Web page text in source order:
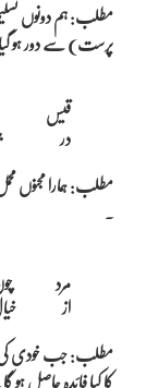
مطلب: ہم دونوں
پرست) سے دور ہو
قیس
مطلب: ہمارا مجنوں
۔
مرد
مطلب: جب خودی کی